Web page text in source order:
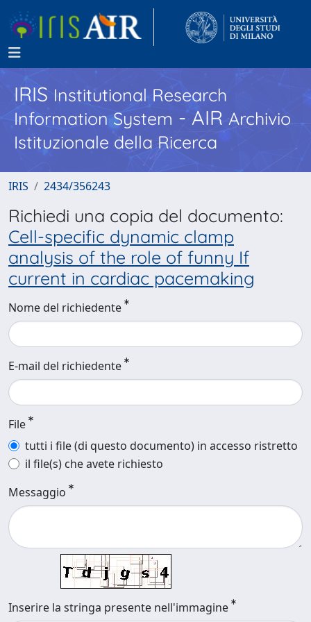
IRISInstitutional Research
Information System - AIR Archivio
Istituzionale della Ricerca
IRIS 2434/356243
Richiedi una copia del documento:
Cell-specific dynamic clamp
analysis of the role of funny If
current in cardiac pacemaking
Nome del richiedente
E-mail del richiedente
File
tutti i file (di questo documento) in accesso ristretto
il file(s) che avete richiesto
Messaggio
Inserire la stringa presente nell'immagine